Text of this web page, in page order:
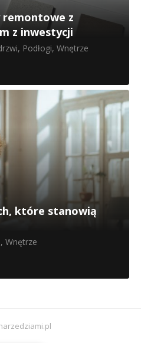
z
z inwestycji
, Podłogi, Wnętrze
które stanowią
, Wnętrze